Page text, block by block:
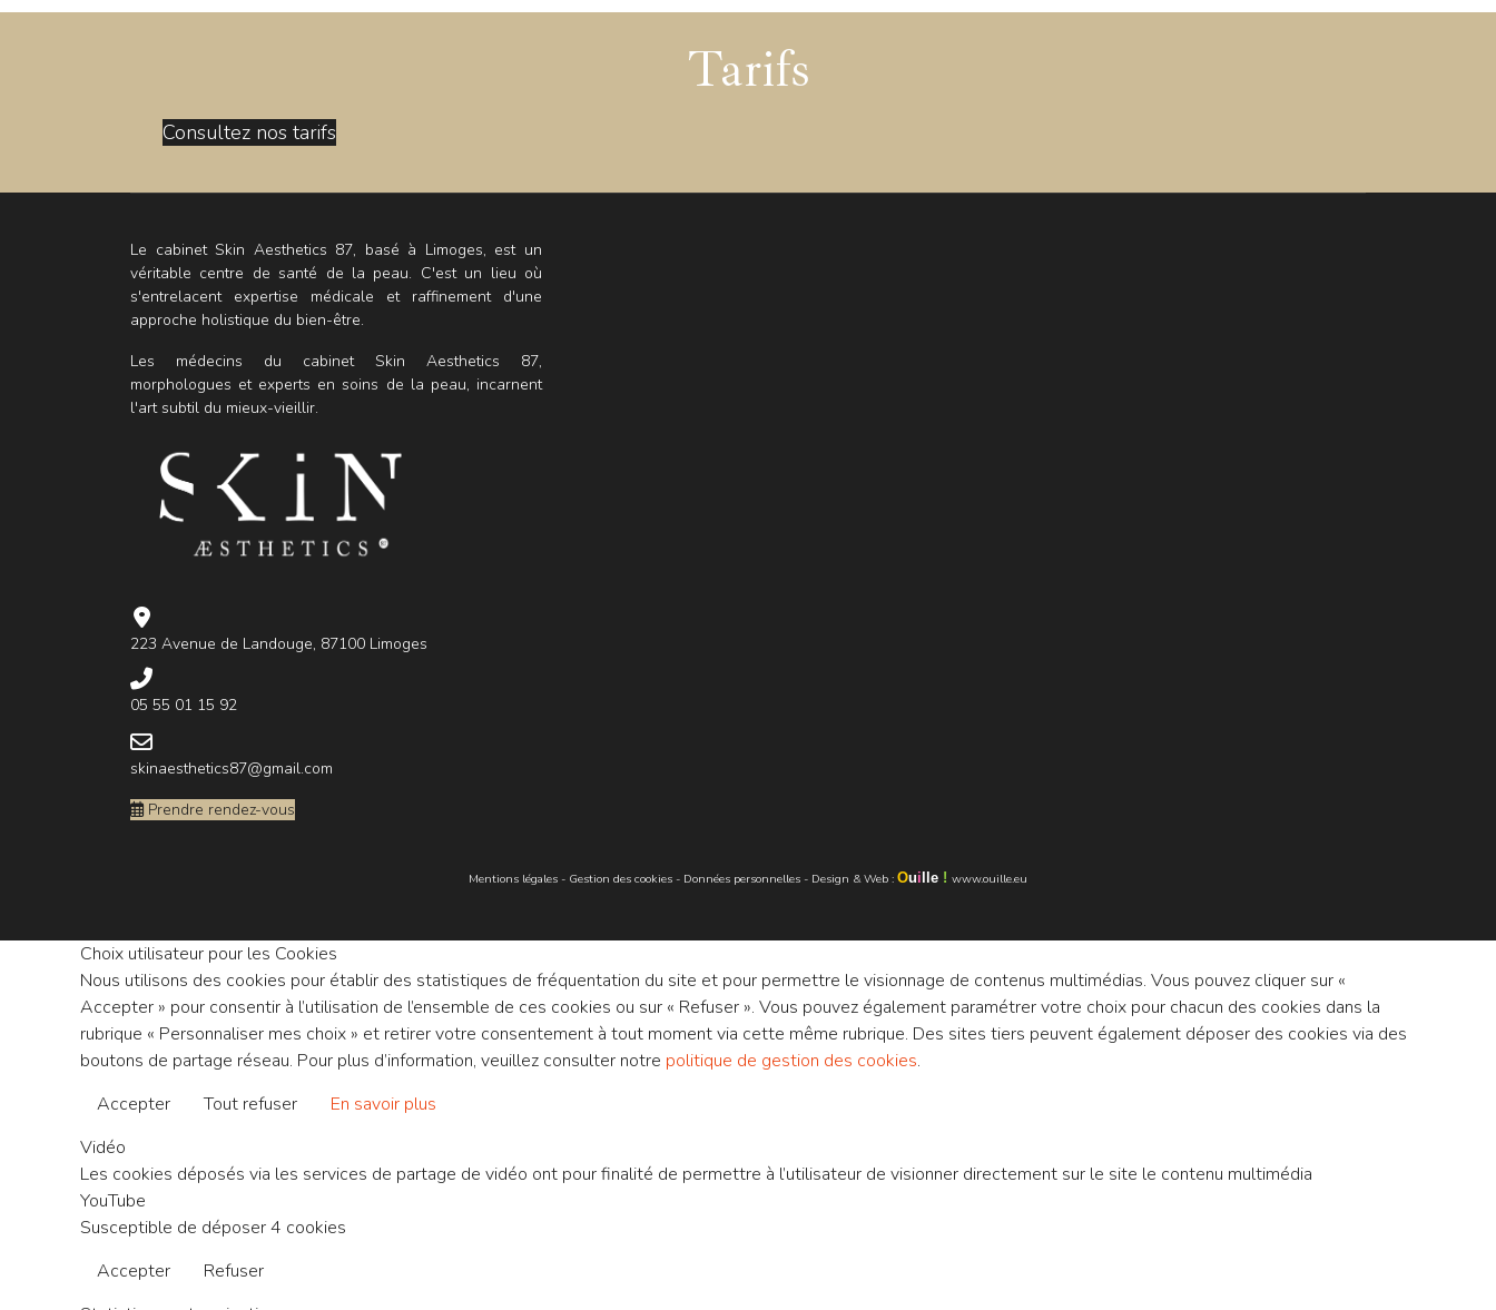
Tarifs
Consultez nos tarifs
Le cabinet Skin Aesthetics 87, basé à Limoges, est un
véritable centre de santé de la peau. C'est un lieu où
s'entrelacent expertise médicale et raffinement d'une
approche holistique du bien-être.
Les médecins du cabinet Skin Aesthetics 87,
morphologues et experts en soins de la peau, incarnent
l'art subtil du mieux-vieillir.
223 Avenue de Landouge, 87100 Limoges
05 55 01 15 92
skinaesthetics87@gmail.com
Prendre rendez-vous
Mentions légales - Gestion des cookies - Données personnelles - Design & Web : Oui lle ! www.ouille.eu
Choix utilisateur pour les Cookies
Nous utilisons des cookies pour établir des statistiques de fréquentation du site et pour permettre le visionnage de contenus multimédias. Vous pouvez cliquer sur «
Accepter » pour consentir à l’utilisation de l’ensemble de ces cookies ou sur « Refuser ». Vous pouvez également paramétrer votre choix pour chacun des cookies dans la
rubrique « Personnaliser mes choix » et retirer votre consentement à tout moment via cette même rubrique. Des sites tiers peuvent également déposer des cookies via des
boutons de partage réseau. Pour plus d’information, veuillez consulter notre politique de gestion des cookies.
Accepter
Tout refuser
En savoir plus
Vidéo
Les cookies déposés via les services de partage de vidéo ont pour finalité de permettre à l’utilisateur de visionner directement sur le site le contenu multimédia
YouTube
Susceptible de déposer 4 cookies
Accepter
Refuser